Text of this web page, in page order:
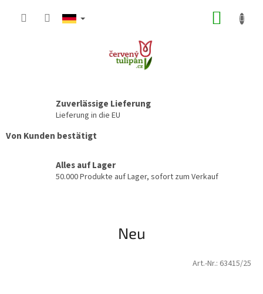
Zuverlässige Lieferung
Lieferung in die EU
Von Kunden bestätigt
Alles auf Lager
50.000 Produkte auf Lager, sofort zum Verkauf
Neu
Art.-Nr.: 63415/25